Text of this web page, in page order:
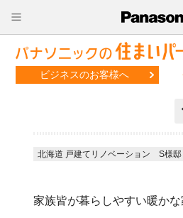
ビジネスのお客様へ
北海道 戸建てリノベーション S様邸
家族皆が暮らしやすい暖かな